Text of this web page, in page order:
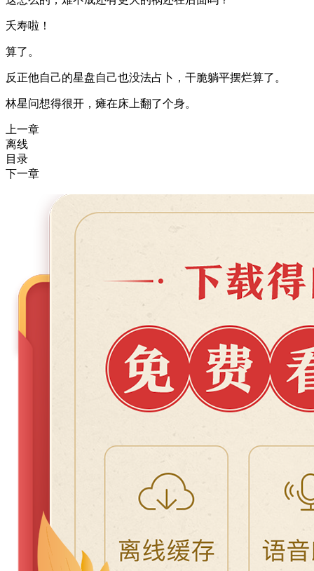
夭寿啦！
算了。
反正他自己的星盘自己也没法占卜，干脆躺平摆烂算了。
林星问想得很开，瘫在床上翻了个身。
上一章
离线
目录
下一章